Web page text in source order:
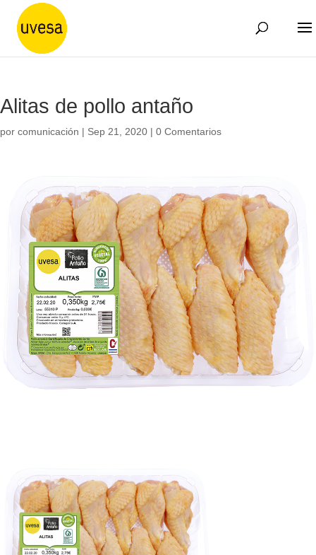
Alitas de pollo antaño
por comunicación | Sep 21, 2020 | 0 Comentarios